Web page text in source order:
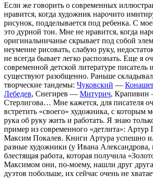
Если же говорить о современных
нравится, когда художник нарочито
рисунок, подделывается под ребенка. С
это дурной тон. Мне не нравится, когда
оригинальничанье скрывает под собой
неумение рисовать, слабую руку,
не всегда бывает легко распознать. Еще я
современной детской литературе писатель
существуют разобщенно. Раньше
творческие тандемы: Чуковский —
Лебедев, Снегирев — Митурич, Крапивин
Стерлигова… Мне кажется, для писателя
встретить «своего» художника, с которым
рука об руку жить и работать. Я знаю
пример из современного «детлита»: Артур
Максим Покалев. Книги Артура успешно
разные художники (у Ивана Александрова,
блестящая работа, которая получила
Максимом они, по-моему, нашли друг
дуэтов побольше, их сейчас очень не